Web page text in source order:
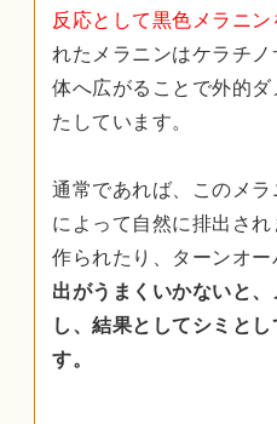
反応として黒色メラニン
れたメラニンはケラチ
体へ広がることで外的
たしています。
通常であれば、このメ
によって自然に排出さ
作られたり、ターンオ
出がうまくいかないと
し、結果としてシミと
す。